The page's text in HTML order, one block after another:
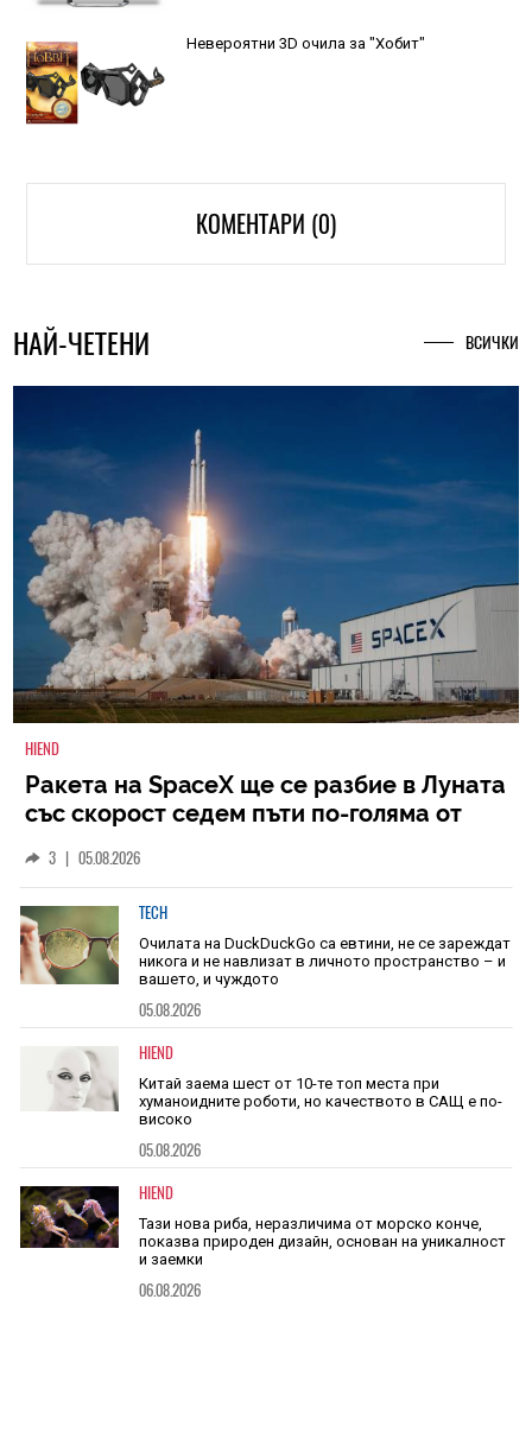
Невероятни 3D очила за "Хобит"
КОМЕНТАРИ (0)
НАЙ-ЧЕТЕНИ ВСИЧКИ
HIEND
Ракета на SpaceX ще се разбие в Луната
със скорост седем пъти по-голяма от
3 | 05.08.2026
TECH
Очилата на DuckDuckGo са евтини, не се зареждат
никога и не навлизат в личното пространство – и
вашето, и чуждото
05.08.2026
HIEND
Китай заема шест от 10-те топ места при
хуманоидните роботи, но качеството в САЩ е по-
високо
05.08.2026
HIEND
Тази нова риба, неразличима от морско конче,
показва природен дизайн, основан на уникалност
и заемки
06.08.2026